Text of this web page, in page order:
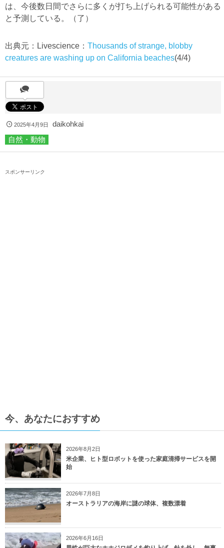
は、今後数日間でさらに多くが打ち上げられる可能性がある
と予測している。（了）
出典元：Livescience： Thousands of strange, blobby
creatures are washing up on California beaches(4/4)
2025年4月9日
daikohkai
自然・動物
スポンサーリンク
今、あなたにおすすめ
2026年8月2日
米企業、ヒト型ロボットを使った家庭清掃サービスを開
始
2026年7月8日
オーストラリアの海岸に謎の球体、複数漂着
2026年6月16日